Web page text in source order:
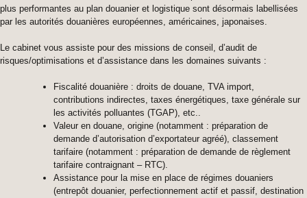
plus performantes au plan douanier et logistique sont désormais labellisées
par les autorités douanières européennes, américaines, japonaises.
Le cabinet vous assiste pour des missions de conseil, d’audit de
risques/optimisations et d’assistance dans les domaines suivants :
Fiscalité douanière : droits de douane, TVA import,
contributions indirectes, taxes énergétiques, taxe générale sur
les activités polluantes (TGAP), etc..
Valeur en douane, origine (notamment : préparation de
demande d’autorisation d’exportateur agréé), classement
tarifaire (notamment : préparation de demande de règlement
tarifaire contraignant – RTC).
Assistance pour la mise en place de régimes douaniers
(entrepôt douanier, perfectionnement actif et passif, destination